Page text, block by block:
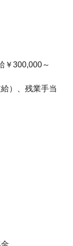
￥300,000～
）、残業手当